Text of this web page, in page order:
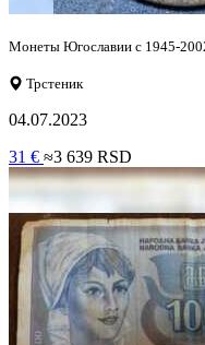
Монеты Югославии с 1945-
Трстеник
04.07.2023
31 € ≈3 639 RSD